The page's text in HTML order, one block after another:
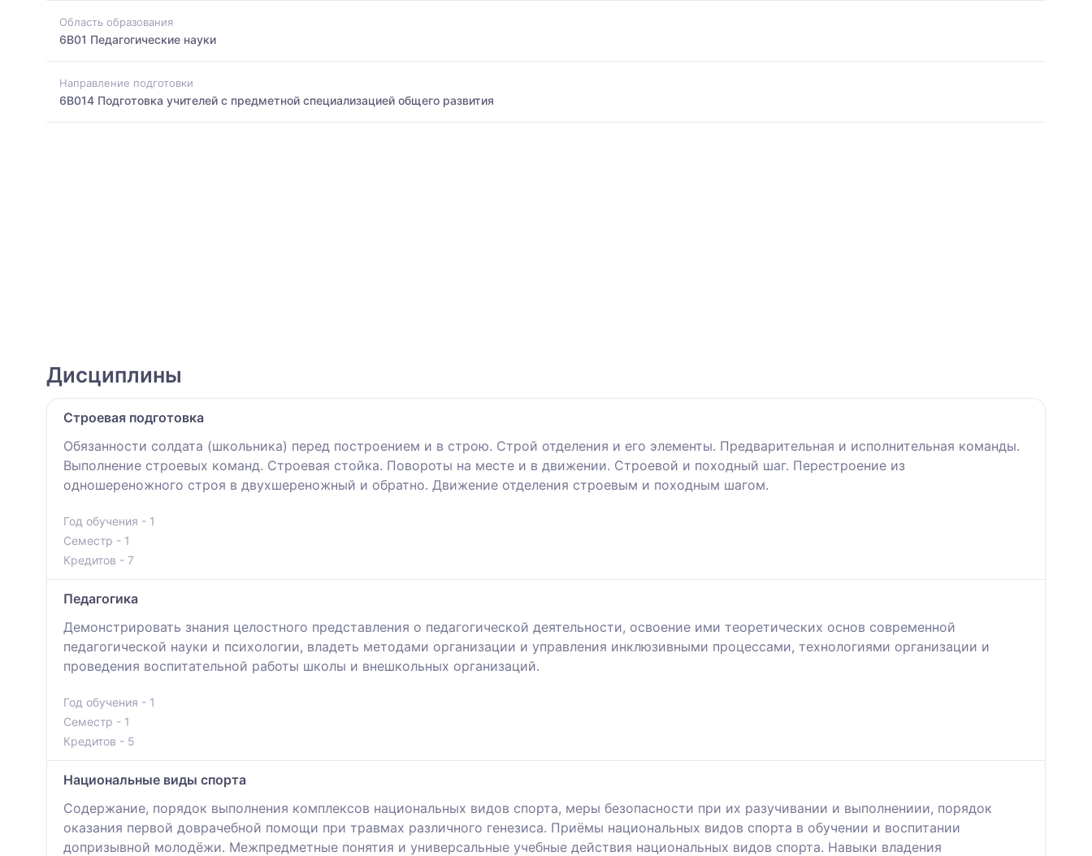
Область образования
6B01 Педагогические науки
Направление подготовки
6B014 Подготовка учителей с предметной специализацией общего развития
Дисциплины
Строевая подготовка
Обязанности солдата (школьника) перед построением и в строю. Строй отделения и его элементы. Предварительная и исполнительная команды.
Выполнение строевых команд. Строевая стойка. Повороты на месте и в движении. Строевой и походный шаг. Перестроение из
одношереножного строя в двухшереножный и обратно. Движение отделения строевым и походным шагом.
Год обучения - 1
Семестр - 1
Кредитов - 7
Педагогика
Демонстрировать знания целостного представления о педагогической деятельности, освоение ими теоретических основ современной
педагогической науки и психологии, владеть методами организации и управления инклюзивными процессами, технологиями организации и
проведения воспитательной работы школы и внешкольных организаций.
Год обучения - 1
Семестр - 1
Кредитов - 5
Национальные виды спорта
Содержание, порядок выполнения комплексов национальных видов спорта, меры безопасности при их разучивании и выполнениии, порядок
оказания первой доврачебной помощи при травмах различного генезиса. Приёмы национальных видов спорта в обучении и воспитании
допризывной молодёжи. Межпредметные понятия и универсальные учебные действия национальных видов спорта. Навыки владения